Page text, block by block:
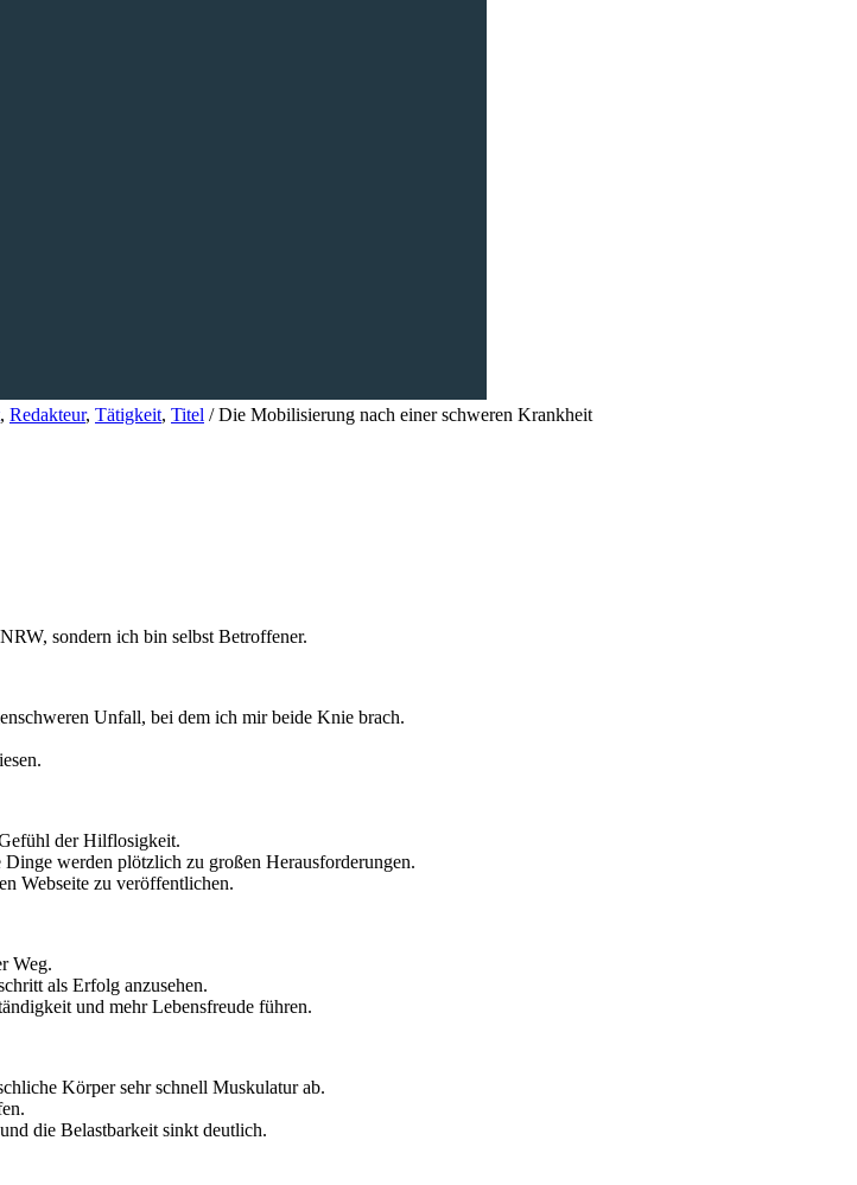
, Redakteur, Tätigkeit, Titel /Die Mobilisierung nach einer schweren Krankheit
sondern ich bin selbst Betroffener.
Unfall, bei dem ich mir beide Knie brach.
der Hilflosigkeit.
werden plötzlich zu großen Herausforderungen.
Webseite zu veröffentlichen.
Weg.
als Erfolg anzusehen.
und mehr Lebensfreude führen.
Körper sehr schnell Muskulatur ab.
die Belastbarkeit sinkt deutlich.